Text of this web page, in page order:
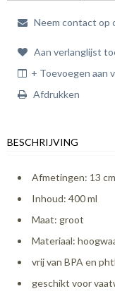
Neem contact op
Aan verlanglijst
+ Toevoegen aan
Afdrukken
BESCHRIJVING
Afmetingen: 13
Inhoud: 400 ml
Maat: groot
Materiaal:
vrij van BPA en
geschikt voor